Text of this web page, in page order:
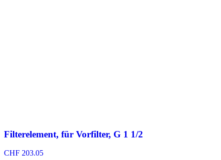
Filterelement, für Vorfilter, G 1 1/2
CHF 203.05